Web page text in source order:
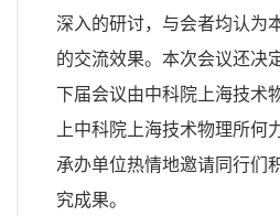
深入的研讨，与会者均认为
的交流效果。本次会议还决
下届会议由中科院上海技术
上中科院上海技术物理所何
承办单位热情地邀请同行们
究成果。